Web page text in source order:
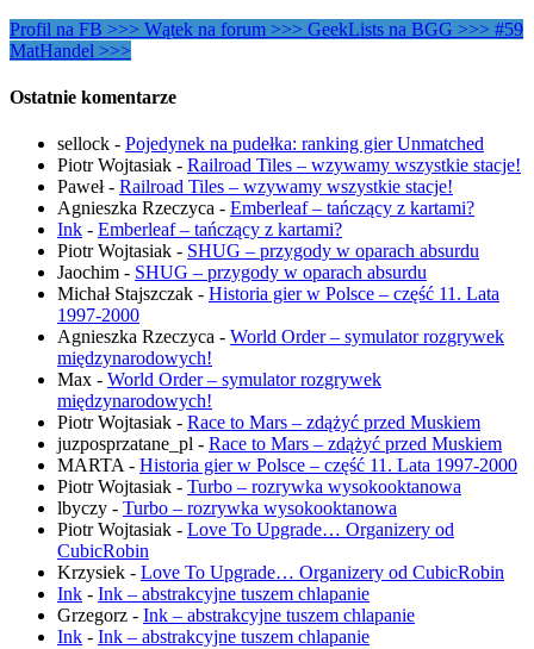
Profil na FB >>> Wątek na forum >>> GeekLists na BGG >>> #59
MatHandel >>>
Ostatnie komentarze
sellock - Pojedynek na pudełka: ranking gier Unmatched
Piotr Wojtasiak - Railroad Tiles – wzywamy wszystkie stacje!
Paweł- Railroad Tiles – wzywamy wszystkie stacje!
Agnieszka Rzeczyca - Emberleaf – tańczący z kartami?
Ink - Emberleaf – tańczący z kartami?
Piotr Wojtasiak - SHUG – przygody w oparach absurdu
Jaochim - SHUG – przygody w oparach absurdu
Michał Stajszczak - Historia gier w Polsce – część 11. Lata
1997-2000
Agnieszka Rzeczyca - World Order – symulator rozgrywek
międzynarodowych!
Max - World Order – symulator rozgrywek
międzynarodowych!
Piotr Wojtasiak - Race to Mars – zdążyć przed Muskiem
juzposprzatane_pl - Race to Mars – zdążyć przed Muskiem
MARTA - Historia gier w Polsce – część 11. Lata 1997-2000
Piotr Wojtasiak - Turbo – rozrywka wysokooktanowa
lbyczy - Turbo – rozrywka wysokooktanowa
Piotr Wojtasiak - Love To Upgrade… Organizery od
CubicRobin
Krzysiek - Love To Upgrade… Organizery od CubicRobin
Ink - Ink – abstrakcyjne tuszem chlapanie
Grzegorz - Ink – abstrakcyjne tuszem chlapanie
Ink - Ink – abstrakcyjne tuszem chlapanie